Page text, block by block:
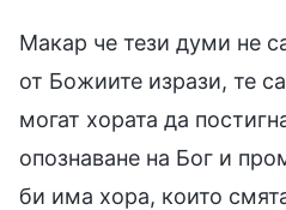
Макар че тези думи не
от Божиите изрази, те
могат хората да
опознаване на Бог и
би има хора, които